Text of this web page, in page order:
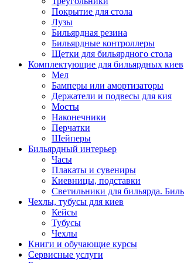
Покрытие для стола
Лузы
Бильярдная резина
Бильярдные контроллеры
Щетки для бильярдного стола
Комплектующие для бильярдных киев
Мел
Бамперы или амортизаторы
Держатели и подвесы для кия
Мосты
Наконечники
Перчатки
Шейперы
Бильярдный интерьер
Часы
Плакаты и сувениры
Киевницы, подставки
Светильники для бильярда.
Чехлы, тубусы для киев
Кейсы
Тубусы
Чехлы
Книги и обучающие курсы
Сервисные услуги